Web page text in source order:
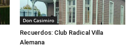
Don Casimiro
Recuerdos: Club Radical Villa
Alemana